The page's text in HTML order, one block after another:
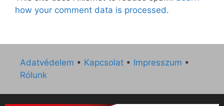
how your comment data is processed.
Adatvédelem • Kapcsolat • Impresszum •
Rólunk